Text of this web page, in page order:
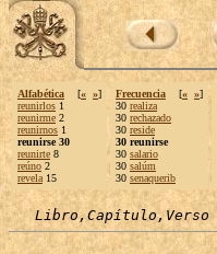
Alfabética [« »]
reunirlos 1
reunirme 2
reunirnos 1
reunirse 30
reunirte 8
reúno 2
revela 15
Frecuencia [« »]
30 realiza
30 rechazado
30 reside
30 reunirse
30 salario
30 salúm
30 senaquerib
Libro,Capítulo,Verso